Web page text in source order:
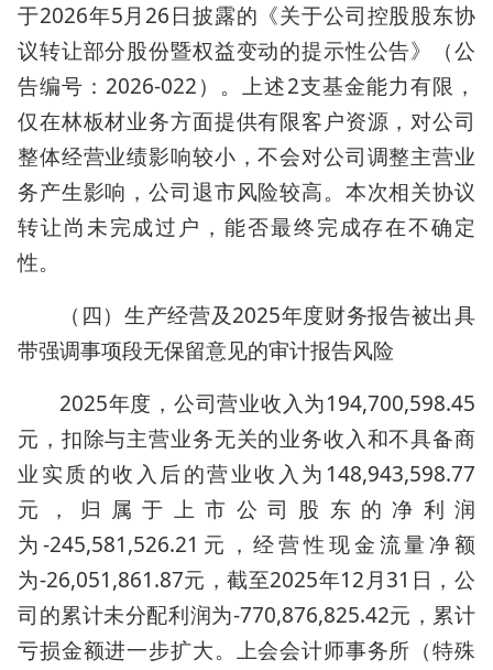
于2026年5月26日披露的《关于公司控股股东协
议转让部分股份暨权益变动的提示性公告》（公
告编号：2026-022）。上述2支基金能力有限，
仅在林板材业务方面提供有限客户资源，对公司
整体经营业绩影响较小，不会对公司调整主营业
务产生影响，公司退市风险较高。本次相关协议
转让尚未完成过户，能否最终完成存在不确定
性。
（四）生产经营及2025年度财务报告被出具
带强调事项段无保留意见的审计报告风险
2025年度，公司营业收入为194,700,598.45
元，扣除与主营业务无关的业务收入和不具备商
业实质的收入后的营业收入为148,943,598.77
元，归属于上市公司股东的净利润
为-245,581,526.21元，经营性现金流量净额
为-26,051,861.87元，截至2025年12月31日，公
司的累计未分配利润为-770,876,825.42元，累计
亏损金额进一步扩大。上会会计师事务所（特殊